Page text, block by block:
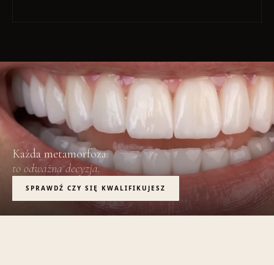
Każda metamorfoza
to odważna decyzja.
SPRAWDŹ CZY SIĘ KWALIFIKUJESZ